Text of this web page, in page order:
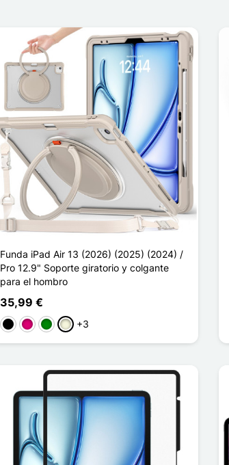
Funda iPad Air 13 (2026) (2025) (2024) /
Pro 12.9" Soporte giratorio y colgante
para el hombro
35,99 €
NegroMagenta
VerdeBeige
+3